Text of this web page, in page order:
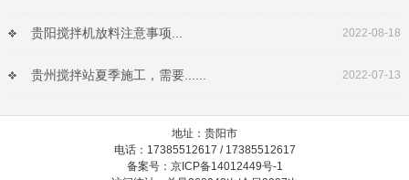
贵阳搅拌机放料注意事项... 2022-08-18
贵州搅拌站夏季施工，需要...... 2022-07-13
地址：贵阳市
电话：17385512617 / 17385512617
备案号：京ICP备14012449号-1